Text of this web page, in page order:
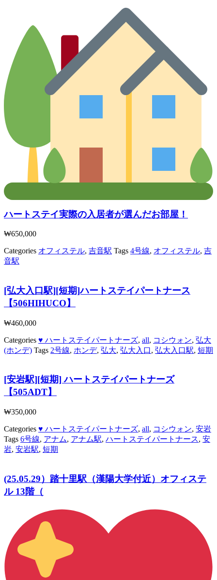
ハートステイ実際の入居者が選んだお部屋！
₩650,000
Categories オフィステル, 吉音駅 Tags 4号線, オフィステル, 吉
音駅
[弘大入口駅][短期]ハートステイパートナース
【506HIHUCO】
₩460,000
Categories ♥ ハートステイパートナーズ, all, コシウォン, 弘大
(ホンデ) Tags 2号線, ホンデ, 弘大, 弘大入口, 弘大入口駅, 短期
[安岩駅][短期] ハートステイパートナーズ
【505ADT】
₩350,000
Categories ♥ ハートステイパートナーズ, all, コシウォン, 安岩
Tags 6号線, アナム, アナム駅, ハートステイパートナース, 安
岩, 安岩駅, 短期
(25.05.29）踏十里駅（漢陽大学付近）オフィステ
ル 13階（